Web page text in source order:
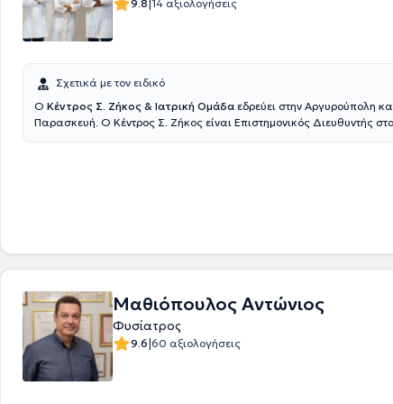
αντιμετώπιση της σπαστικότητας) υπό υπερηχογραφική
μεσοθεραπεία/προλοθεραπεία. Έχει λάβει πιστοποίηση για τη
οζονοθεραπείας Είναι εξουσιοδοτημένος ιατρός για τη διενέργεια
είναι επίσημος ιατρός της ένωσης συμμετεχόντων σε Ολυμπιακούς
Olympians Association).
9.8|14 αξιολογήσεις
Σχετικά με τον ειδικό
Ο Κέντρος Σ. Ζήκος & Ιατρική Ομάδα εδρεύει στην Αργυρούπολη
Παρασκευή. Ο Κέντρος Σ. Ζήκος είναι Επιστημονικός Διευθυντής
ανθρωπιά πλαισιώνουν τους ασθενείς και παρέχουν υπηρεσίες
πρωτοκόλλων σε συνεργασία πάντοτε με τον θεράποντα ιατρό.
Μαθιόπουλος Αντώνιος
Φυσίατρος
9.6|60 αξιολογήσεις